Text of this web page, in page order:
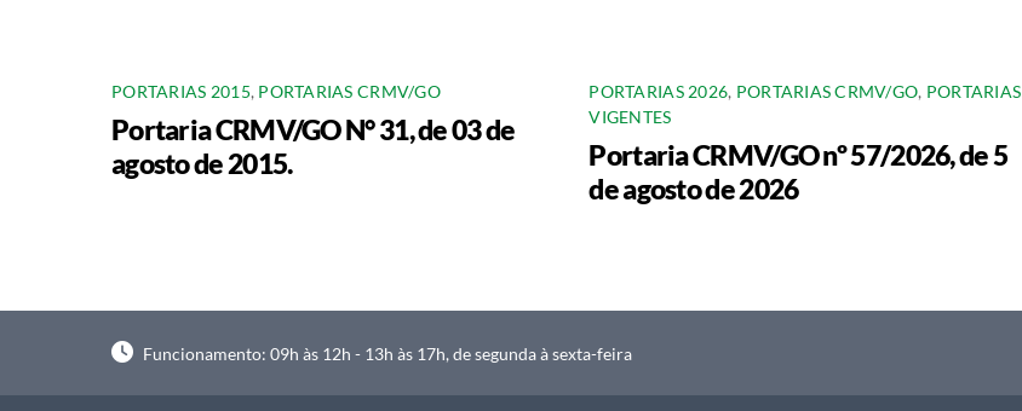
PORTARIAS 2015, PORTARIAS CRMV/GO
Portaria CRMV/GO N° 31, de 03 de
agosto de 2015.
PORTARIAS 2026, PORTARIAS CRMV/GO, PORTARIAS
VIGENTES
Portaria CRMV/GO nº 57/2026, de 5
de agosto de 2026
Funcionamento: 09h às 12h - 13h às 17h, de segunda à sexta-feira